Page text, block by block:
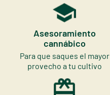
Asesoramiento
cannábico
Para que saques el mayor
provecho a tu cultivo